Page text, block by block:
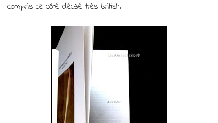
compris ce côté décalé très british.